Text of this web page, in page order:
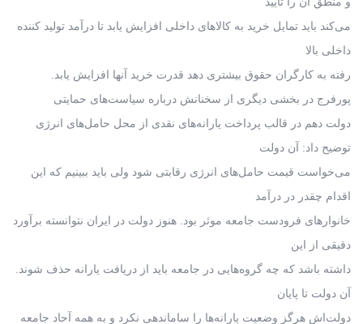
می‌کند باید تمایل خرید به کالاهای داخلی افزایش یابد تا درآمد تولید کننده
داخلی بالا
رفته به کارگران حقوق بیشتری دهد قدرت خرید آنها افزایش یابد.
پورفرج در بخشی دیگری از سخنانش درباره سیاست‌های حمایتی
دولت دهم در قالب پرداخت یارانه‌های نقدی از محل حامل‌های انرژی
توضیح داد: آن دولت
می‌خواست قیمت حامل‌های انرژی رقابتی شود ولی باید ببینیم که این
اقدام چقدر در درآمد
خانوارهای فرودست جامعه موثر بود. هنوز دولت در ایران نتوانسته برآورد
دقیقی از این
داشته باشد که چه گروه‌هایی در جامعه باید از دریافت یارانه حذف شوند.
آن دولت تا پایان
دولت‌اش هرگز وضعیت یارانه‌ها را ساماندهی نکرد و به همه آحاد جامعه